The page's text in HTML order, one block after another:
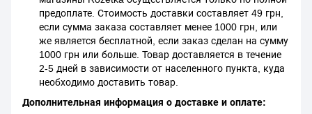
предоплате. Стоимость доставки составляет 49 грн,
если сумма заказа составляет менее 1000 грн, или
же является бесплатной, если заказ сделан на сумму
1000 грн или больше. Товар доставляется в течение
2-5 дней в зависимости от населенного пункта, куда
необходимо доставить товар.
Дополнительная информация о доставке и оплате: